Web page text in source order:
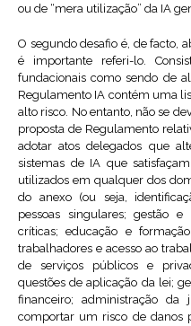
ou de “mera utilização” da IA
O segundo desafio é, de facto,
é importante referi-lo.
fundacionais como sendo de
Regulamento IA contém uma
alto risco. No entanto, não se
proposta de Regulamento
adotar atos delegados que
sistemas de IA que
utilizados em qualquer dos
do anexo (ou seja,
pessoas singulares; gestão
críticas; educação e
trabalhadores e acesso ao
de serviços públicos e
questões de aplicação da lei;
financeiro; administração da
comportar um risco de danos